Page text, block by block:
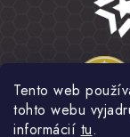
Tento web
tohto webu
informácií tu.
Obchodné
Ochrana osobných
Fotogaléria
Novinky